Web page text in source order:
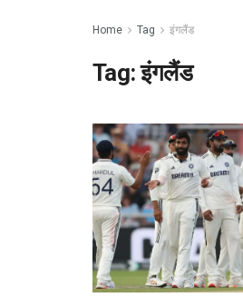
Home Tag इंगलैंड
Tag:इंगलैंड